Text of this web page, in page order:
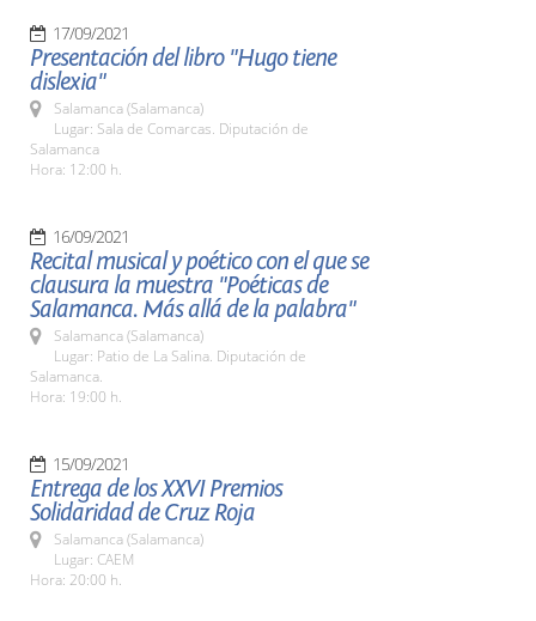
17/09/2021
Presentación del libro "Hugo tiene
dislexia"
Salamanca (Salamanca)
Lugar: Sala de Comarcas. Diputación de
Salamanca
Hora: 12:00 h.
16/09/2021
Recital musical y poético con el que se
clausura la muestra "Poéticas de
Salamanca. Más allá de la palabra"
Salamanca (Salamanca)
Lugar: Patio de La Salina. Diputación de
Salamanca.
Hora: 19:00 h.
15/09/2021
Entrega de los XXVI Premios
Solidaridad de Cruz Roja
Salamanca (Salamanca)
Lugar: CAEM
Hora: 20:00 h.